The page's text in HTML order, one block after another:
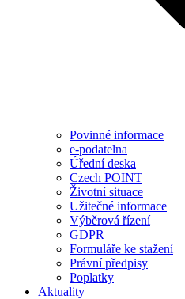
Povinné informace
e-podatelna
Úřední deska
Czech POINT
Životní situace
Užitečné informace
Výběrová řízení
GDPR
Formuláře ke stažení
Právní předpisy
Poplatky
Aktuality